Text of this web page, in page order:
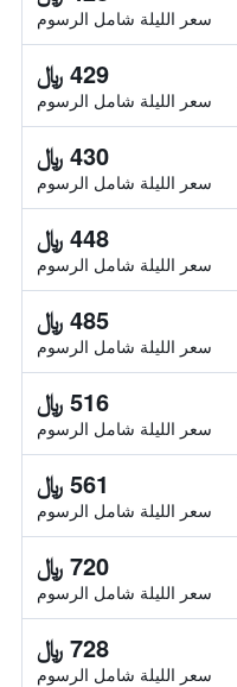
سعر الليلة شامل الرسوم
429 ﷼
سعر الليلة شامل الرسوم
430 ﷼
سعر الليلة شامل الرسوم
448 ﷼
سعر الليلة شامل الرسوم
485 ﷼
سعر الليلة شامل الرسوم
516 ﷼
سعر الليلة شامل الرسوم
561 ﷼
سعر الليلة شامل الرسوم
720 ﷼
سعر الليلة شامل الرسوم
728 ﷼
سعر الليلة شامل الرسوم